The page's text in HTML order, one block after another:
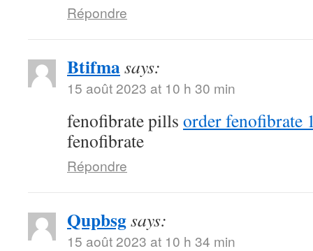
Répondre
Btifmasays:
15 août 2023 at 10 h 30 min
fenofibrate pills order fenofibrate
fenofibrate
Répondre
Qupbsgsays:
15 août 2023 at 10 h 34 min